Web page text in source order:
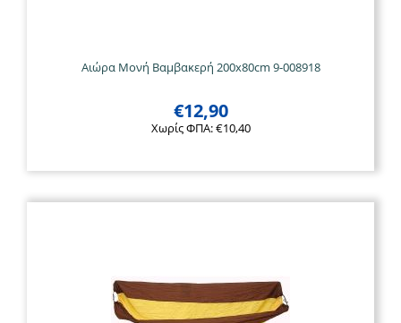
Αιώρα Μονή Βαμβακερή 200x80cm 9-008918
€12,90
Χωρίς ΦΠΑ:€10,40